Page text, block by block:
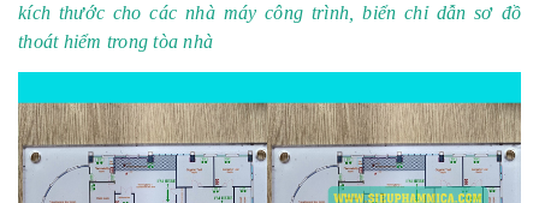
kích thước cho các nhà máy công trình, biển chỉ dẫn sơ đồ
thoát hiểm trong tòa nhà